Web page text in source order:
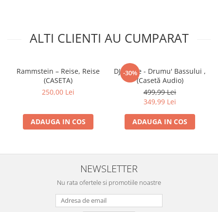
ALTI CLIENTI AU CUMPARAT
Rammstein – Reise, Reise
(CASETA)
250,00 Lei
ADAUGA IN COS
-30%
DJ Vasile - Drumu' Bassului ,
(Casetă Audio)
499,99 Lei
349,99 Lei
ADAUGA IN COS
NEWSLETTER
Nu rata ofertele si promotiile noastre